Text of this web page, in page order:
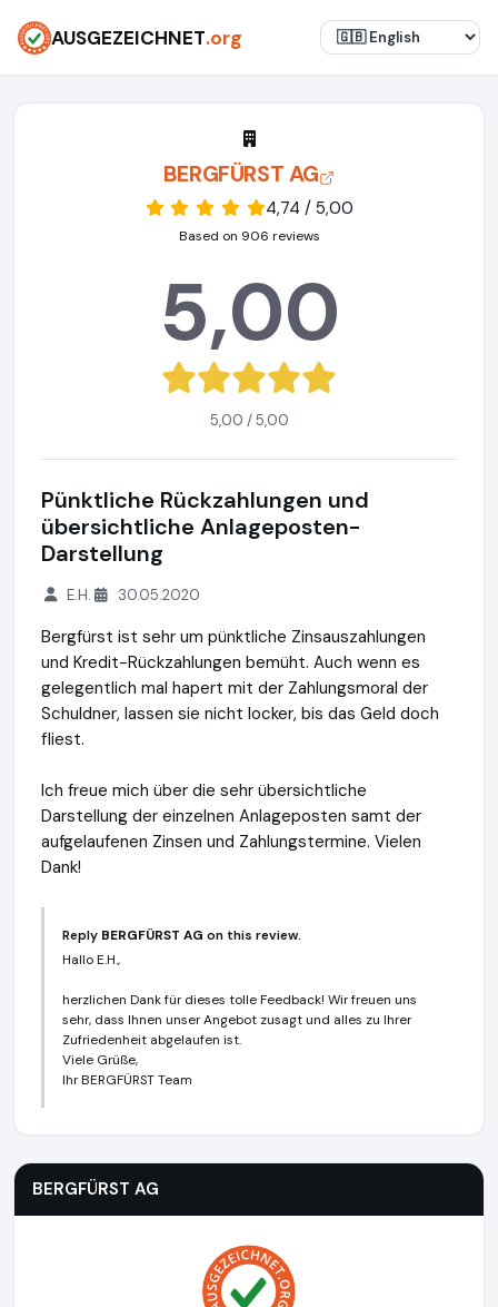
AUSGEZEICHNET.org
BERGFÜRST AG
4,74 / 5,00
Based on 906 reviews
5,00
5,00 / 5,00
Pünktliche Rückzahlungen und
übersichtliche Anlageposten-
Darstellung
E.H. 30.05.2020
Bergfürst ist sehr um pünktliche Zinsauszahlungen
und Kredit-Rückzahlungen bemüht. Auch wenn es
gelegentlich mal hapert mit der Zahlungsmoral der
Schuldner, lassen sie nicht locker, bis das Geld doch
fliest.
Ich freue mich über die sehr übersichtliche
Darstellung der einzelnen Anlageposten samt der
aufgelaufenen Zinsen und Zahlungstermine. Vielen
Dank!
Reply BERGFÜRST AG on this review.
Hallo E.H.,
herzlichen Dank für dieses tolle Feedback! Wir freuen uns
sehr, dass Ihnen unser Angebot zusagt und alles zu Ihrer
Zufriedenheit abgelaufen ist.
Viele Grüße,
Ihr BERGFÜRST Team
BERGFÜRST AG